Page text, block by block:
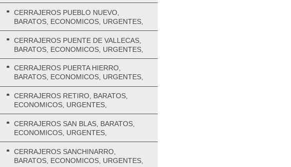
CERRAJEROS PUEBLO NUEVO,
BARATOS, ECONOMICOS, URGENTES,
CERRAJEROS PUENTE DE VALLECAS,
BARATOS, ECONOMICOS, URGENTES,
CERRAJEROS PUERTA HIERRO,
BARATOS, ECONOMICOS, URGENTES,
CERRAJEROS RETIRO, BARATOS,
ECONOMICOS, URGENTES,
CERRAJEROS SAN BLAS, BARATOS,
ECONOMICOS, URGENTES,
CERRAJEROS SANCHINARRO,
BARATOS, ECONOMICOS, URGENTES,